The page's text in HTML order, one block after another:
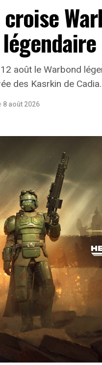
août le Warbond
des Kasrkin de Cadia.
8 août 2026